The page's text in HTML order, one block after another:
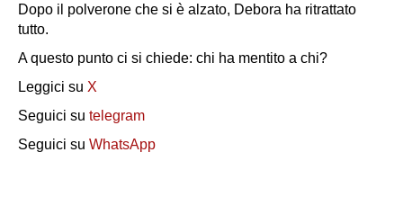
Dopo il polverone che si è alzato, Debora ha ritrattato
tutto.
A questo punto ci si chiede: chi ha mentito a chi?
Leggici su X
Seguici su telegram
Seguici su WhatsApp